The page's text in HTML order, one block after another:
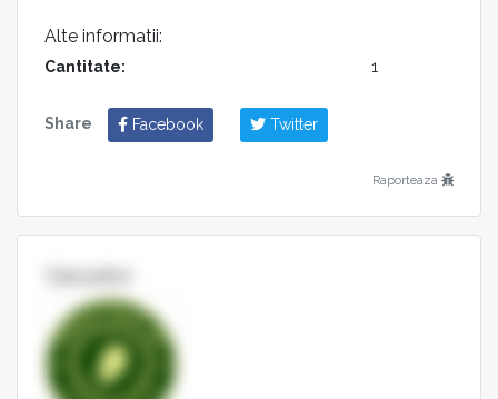
Alte informatii:
Cantitate: 1
Share Facebook Twitter
Raporteaza